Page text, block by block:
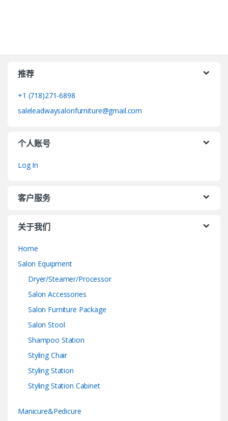
推荐
+1 (718)271-6898
saleleadwaysalonfurniture@gmail.com
个人账号
Log In
客户服务
关于我们
Home
Salon Equipment
Dryer/Steamer/Processor
Salon Accessories
Salon Furniture Package
Salon Stool
Shampoo Station
Styling Chair
Styling Station
Styling Station Cabinet
Manicure&Pedicure